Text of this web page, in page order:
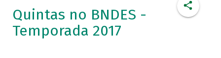
Quintas no BNDES -
Temporada 2017